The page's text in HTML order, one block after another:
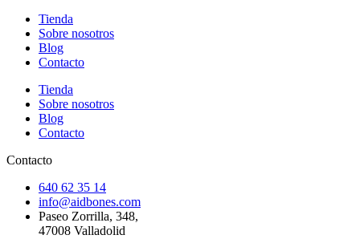
Tienda
Sobre nosotros
Blog
Contacto
Tienda
Sobre nosotros
Blog
Contacto
Contacto
640 62 35 14
info@aidbones.com
Paseo Zorrilla, 348,
47008 Valladolid